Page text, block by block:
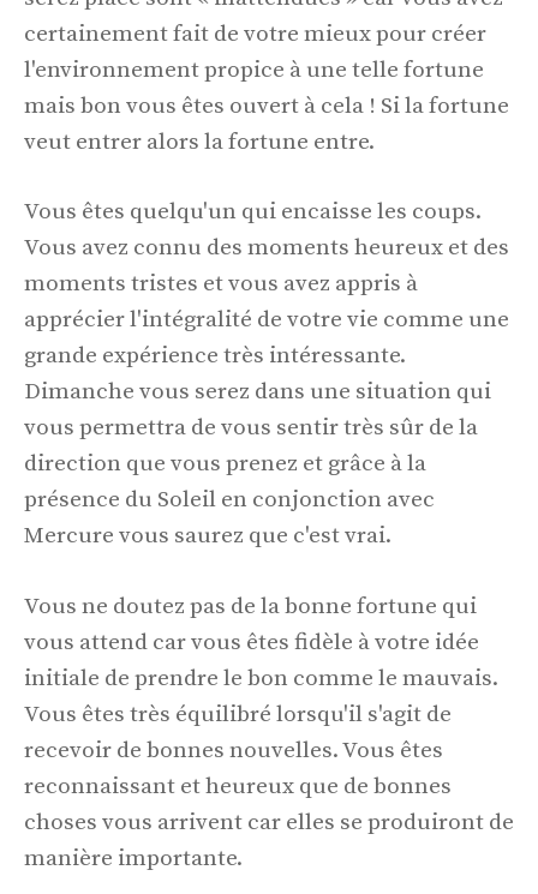
certainement fait de votre mieux pour créer
l'environnement propice à une telle fortune
mais bon vous êtes ouvert à cela ! Si la fortune
veut entrer alors la fortune entre.
Vous êtes quelqu'un qui encaisse les coups.
Vous avez connu des moments heureux et des
moments tristes et vous avez appris à
apprécier l'intégralité de votre vie comme une
grande expérience très intéressante.
Dimanche vous serez dans une situation qui
vous permettra de vous sentir très sûr de la
direction que vous prenez et grâce à la
présence du Soleil en conjonction avec
Mercure vous saurez que c'est vrai.
Vous ne doutez pas de la bonne fortune qui
vous attend car vous êtes fidèle à votre idée
initiale de prendre le bon comme le mauvais.
Vous êtes très équilibré lorsqu'il s'agit de
recevoir de bonnes nouvelles. Vous êtes
reconnaissant et heureux que de bonnes
choses vous arrivent car elles se produiront de
manière importante.